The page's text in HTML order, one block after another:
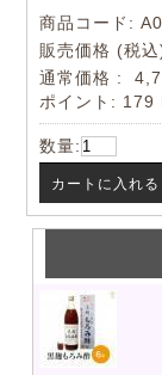
商品コード:
販売価格 (税
通常価格 :
ポイント: 179
数量:
カートに入れる